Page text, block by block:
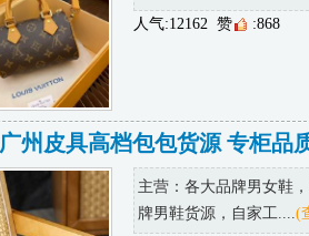
人气:12162 赞 :868
广州皮具高档包包货源 专柜品
主营：各大品牌男女鞋
牌男鞋货源，自家工.... (